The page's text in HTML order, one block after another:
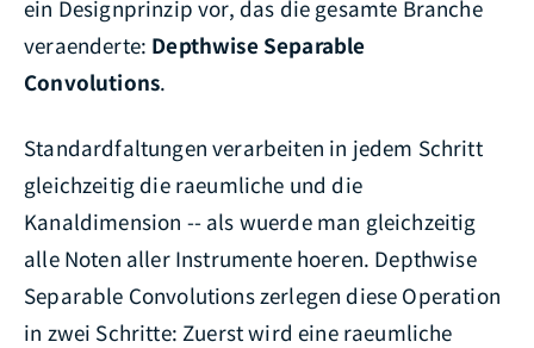
ein Designprinzip vor, das die gesamte Branche
veraenderte: Depthwise Separable
Convolutions.
Standardfaltungen verarbeiten in jedem Schritt
gleichzeitig die raeumliche und die
Kanaldimension -- als wuerde man gleichzeitig
alle Noten aller Instrumente hoeren. Depthwise
Separable Convolutions zerlegen diese Operation
in zwei Schritte: Zuerst wird eine raeumliche